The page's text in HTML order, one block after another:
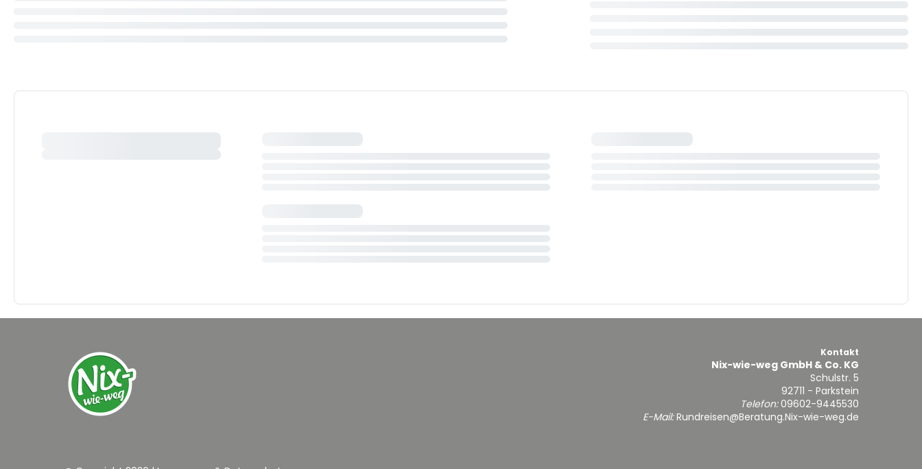
Kontakt
Nix-wie-weg GmbH & Co. KG
Schulstr. 5
92711 - Parkstein
Telefon:09602-9445530
E-Mail:Rundreisen@Beratung.Nix-wie-weg.de